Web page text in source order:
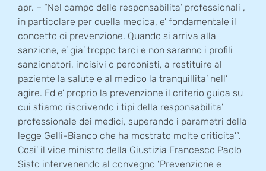
apr. – “Nel campo delle responsabilita’ professionali ,
in particolare per quella medica, e’ fondamentale il
concetto di prevenzione. Quando si arriva alla
sanzione, e’ gia’ troppo tardi e non saranno i profili
sanzionatori, incisivi o perdonisti, a restituire al
paziente la salute e al medico la tranquillita’ nell’
agire. Ed e’ proprio la prevenzione il criterio guida su
cui stiamo riscrivendo i tipi della responsabilita’
professionale dei medici, superando i parametri della
legge Gelli-Bianco che ha mostrato molte criticita’”.
Cosi’ il vice ministro della Giustizia Francesco Paolo
Sisto intervenendo al convegno ‘Prevenzione e